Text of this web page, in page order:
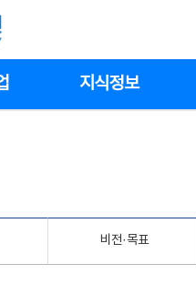
지식정보
비전·목표